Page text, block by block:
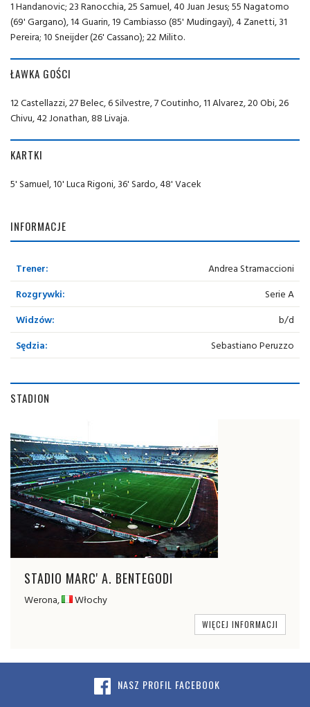
1 Handanovic; 23 Ranocchia, 25 Samuel, 40 Juan Jesus; 55 Nagatomo
(69' Gargano), 14 Guarin, 19 Cambiasso (85' Mudingayi), 4 Zanetti, 31
Pereira; 10 Sneijder (26' Cassano); 22 Milito.
ŁAWKA GOŚCI
12 Castellazzi, 27 Belec, 6 Silvestre, 7 Coutinho, 11 Alvarez, 20 Obi, 26
Chivu, 42 Jonathan, 88 Livaja.
KARTKI
5' Samuel, 10' Luca Rigoni, 36' Sardo, 48' Vacek
INFORMACJE
Trener:
Andrea Stramaccioni
Rozgrywki:
Serie A
Widzów:
b/d
Sędzia:
Sebastiano Peruzzo
STADION
STADIO MARC' A. BENTEGODI
Werona, Włochy
WIĘCEJ INFORMACJI
NASZ PROFIL FACEBOOK